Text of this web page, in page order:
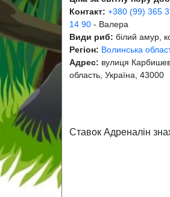
Контакт: +380 (99) 365
14 90 - Валера
Види риб: білий амур,
Регіон: Волинська
Адрес: вулиця
область, Україна, 43000
Ставок Адреналін